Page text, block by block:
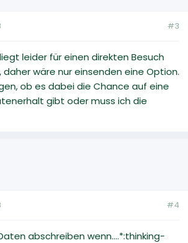
#3
leider für einen direkten Besuch
daher wäre nur einsenden eine Option.
ob es dabei die Chance auf eine
gibt oder muss ich die
#4
abschreiben wenn....*:thinking-